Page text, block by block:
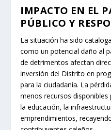
IMPACTO EN EL
PÚBLICO Y
La situación ha sido
como un potencial daño al
de detrimentos afectan
inversión del Distrito en
para la ciudadanía. La
menos recursos
la educación, la
emprendimientos,